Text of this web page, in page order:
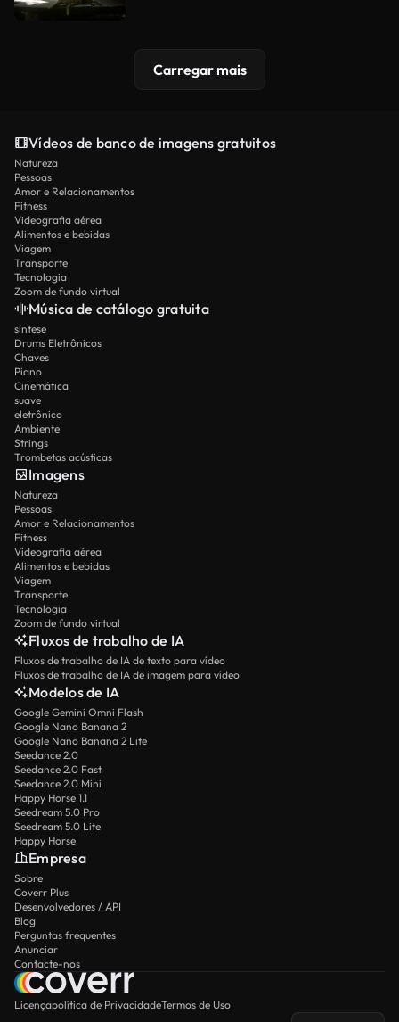
Carregar mais
Vídeos de banco de imagens gratuitos
Natureza
Pessoas
Amor e Relacionamentos
Fitness
Videografia aérea
Alimentos e bebidas
Viagem
Transporte
Tecnologia
Zoom de fundo virtual
Música de catálogo gratuita
síntese
Drums Eletrônicos
Chaves
Piano
Cinemática
suave
eletrônico
Ambiente
Strings
Trombetas acústicas
Imagens
Natureza
Pessoas
Amor e Relacionamentos
Fitness
Videografia aérea
Alimentos e bebidas
Viagem
Transporte
Tecnologia
Zoom de fundo virtual
Fluxos de trabalho de IA
Fluxos de trabalho de IA de texto para vídeo
Fluxos de trabalho de IA de imagem para vídeo
Modelos de IA
Google Gemini Omni Flash
Google Nano Banana 2
Google Nano Banana 2 Lite
Seedance 2.0
Seedance 2.0 Fast
Seedance 2.0 Mini
Happy Horse 1.1
Seedream 5.0 Pro
Seedream 5.0 Lite
Happy Horse
Empresa
Sobre
Coverr Plus
Desenvolvedores / API
Blog
Perguntas frequentes
Anunciar
Contacte-nos
Licençapolítica de PrivacidadeTermos de Uso